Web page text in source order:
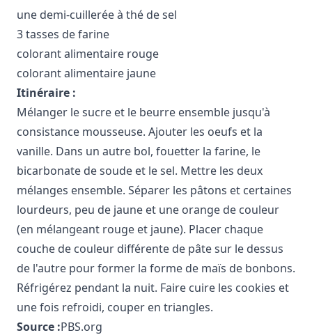
une demi-cuillerée à thé de sel
3 tasses de farine
colorant alimentaire rouge
colorant alimentaire jaune
Itinéraire :
Mélanger le sucre et le beurre ensemble jusqu'à
consistance mousseuse. Ajouter les oeufs et la
vanille. Dans un autre bol, fouetter la farine, le
bicarbonate de soude et le sel. Mettre les deux
mélanges ensemble. Séparer les pâtons et certaines
lourdeurs, peu de jaune et une orange de couleur
(en mélangeant rouge et jaune). Placer chaque
couche de couleur différente de pâte sur le dessus
de l'autre pour former la forme de maïs de bonbons.
Réfrigérez pendant la nuit. Faire cuire les cookies et
une fois refroidi, couper en triangles.
Source :PBS.org